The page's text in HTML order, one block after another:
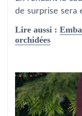
de surprise sera
Lire aussi :
orchidées